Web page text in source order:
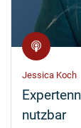
Jessica Koch
nutzbar